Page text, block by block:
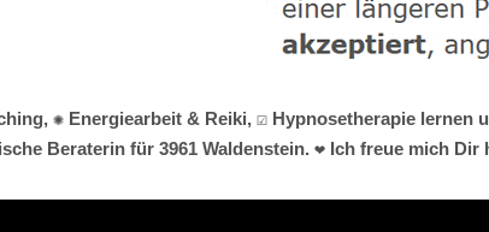
✺ Energiearbeit & Reiki, ☑️ Hypnosetherapie
Beraterin für 3961 Waldenstein. ❤ Ich freue mich Dir